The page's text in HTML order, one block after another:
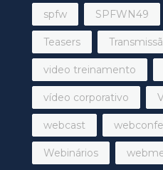
spfw SPFWN49
Teasers
video treinamento
vídeo corporativo
webcast
Webinários